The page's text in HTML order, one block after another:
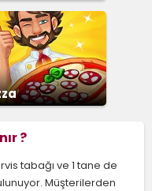
?
tabağı ve 1 tane de
Müşterilerden